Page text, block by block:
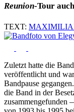
Reunion-Tour
TEXT:
Zuletzt hatte die
veröffentlicht und
Bandpause
die Band in der
zusammengefunden